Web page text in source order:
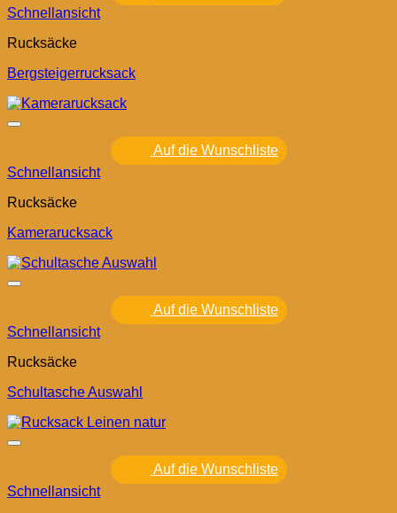
Schnellansicht
Rucksäcke
Bergsteigerrucksack
Auf die Wunschliste
Schnellansicht
Rucksäcke
Kamerarucksack
Auf die Wunschliste
Schnellansicht
Rucksäcke
Schultasche Auswahl
Auf die Wunschliste
Schnellansicht